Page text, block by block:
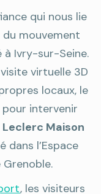
qui nous lie
du mouvement
à Ivry-sur-Seine.
virtuelle 3D
locaux, le
pour intervenir
Leclerc Maison
dans l’Espace
, les visiteurs